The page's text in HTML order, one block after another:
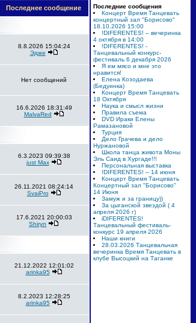
Последнее сообщение
8.8.2026 15:04:24
Эдже
Нет сообщений
16.6.2026 18:31:49
MalvaRed
6.3.2023 09:39:38
just Max
26.11.2021 08:24:14
SvaiPro
17.6.2021 20:00:03
Shiryn
21.12.2022 12:01:02
arinka95
8.2.2023 12:28:25
arinka95
Последние сообщения
Концерт Время Танцевать
концертный зал "Борисово"
18.10.2026 15:00
!DIFERENTES! – вечеринка
4 октября в 14:00
!DIFERENTES! -
Танцевальный конкурс-
фестиваль 6 декабря 2026
Я ем мясо и мне это
нравится!
Елена Козодаева
(Бедуинка)
Концерт Время Танцевать
18 Октября
Наука и смысл жизни
Правила съема
DVD Ираки Елены
Рамазановой
Турция
Дело Грачева и дело
Нуржановой
Школа танца живота Моны
Эль Саид в Хургаде!!!
Персональная выставка
!DIFERENTES! – 14 июня
Концерт Время Танцевать
Концертный зал "Борисово"
14 Июня
Замуж и за границу))
За цыганской звездой ( 4
апреля 2026 г)
iDIFERENTES!
Танцевальный фестиваль-
конкурс 19 апреля 2026
Наши книги
28.03.2026 Танцевальная
вечеринка Время Танцевать в
клубе Высоцкий на Таганке